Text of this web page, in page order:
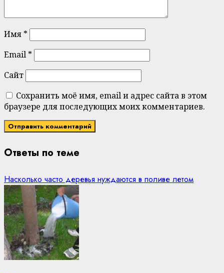
Имя *
Email *
Сайт
Сохранить моё имя, email и адрес сайта в этом
браузере для последующих моих комментариев.
Ответы по теме
Насколько часто деревья нуждаются в поливе летом